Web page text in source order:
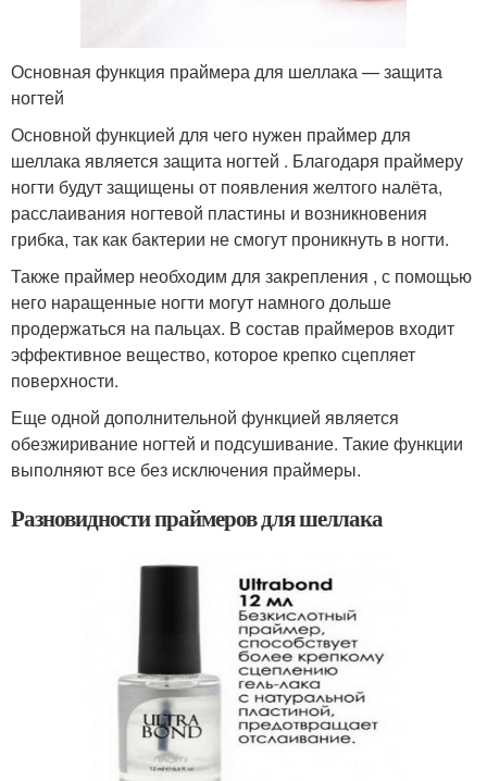
Основная функция праймера для шеллака — защита
ногтей
Основной функцией для чего нужен праймер для
шеллака является защита ногтей . Благодаря праймеру
ногти будут защищены от появления желтого налёта,
расслаивания ногтевой пластины и возникновения
грибка, так как бактерии не смогут проникнуть в ногти.
Также праймер необходим для закрепления , с помощью
него наращенные ногти могут намного дольше
продержаться на пальцах. В состав праймеров входит
эффективное вещество, которое крепко сцепляет
поверхности.
Еще одной дополнительной функцией является
обезжиривание ногтей и подсушивание. Такие функции
выполняют все без исключения праймеры.
Разновидности праймеров для шеллака